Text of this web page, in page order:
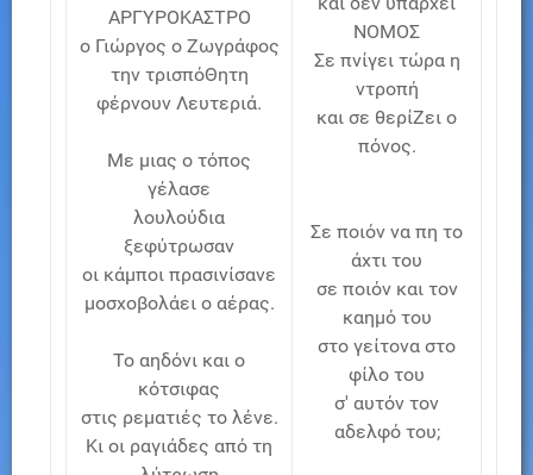
ΑΡΓΥΡΟΚΑΣΤΡΟ
ο Γιώργος ο Ζωγράφος
την τρισπόΘητη
φέρνουν Λευτεριά.
Με μιας ο τόπος
γέλασε
λουλούδια
ξεφύτρωσαν
οι κάμποι πρασινίσανε
μοσχοβολάει ο αέρας.
Το αηδόνι και ο
κότσιφας
στις ρεματιές το λένε.
Κι οι ραγιάδες από τη
ΝΟΜΟΣ
Σε πνίγει τώρα η
ντροπή
και σε θερίΖει ο
πόνος.
Σε ποιόν να πη το
άχτι του
σε ποιόν και τον
καημό του
στο γείτονα στο
φίλο του
σ' αυτόν τον
αδελφό του;